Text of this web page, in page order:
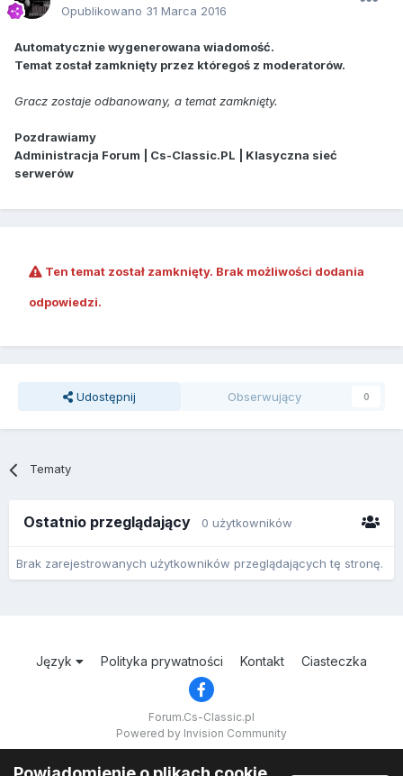
Opublikowano 31 Marca 2016
Automatycznie wygenerowana wiadomość.
Temat został zamknięty przez któregoś z moderatorów.
Gracz zostaje odbanowany, a temat zamknięty.
Pozdrawiamy
Administracja Forum | Cs-Classic.PL | Klasyczna sieć
serwerów
Ten temat został zamknięty. Brak możliwości dodania
odpowiedzi.
Udostępnij Obserwujący 0
Tematy
Ostatnio przeglądający 0 użytkowników
Brak zarejestrowanych użytkowników przeglądających tę stronę.
Język Polityka prywatności Kontakt Ciasteczka
Forum.Cs-Classic.pl
Powered by Invision Community